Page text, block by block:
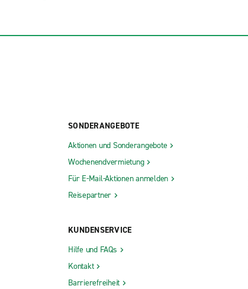
SONDERANGEBOTE
Aktionen und Sonderangebote
Wochenendvermietung
Für E-Mail-Aktionen anmelden
Reisepartner
KUNDENSERVICE
Hilfe und FAQs
Kontakt
Barrierefreiheit